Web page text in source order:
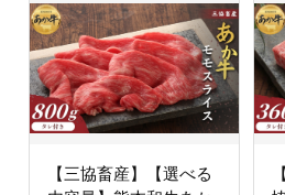
【三協畜産】【選べる